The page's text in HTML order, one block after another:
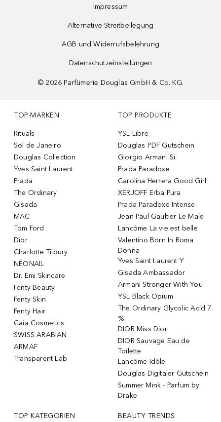
Impressum
Alternative Streitbeilegung
AGB und Widerrufsbelehrung
Datenschutzeinstellungen
© 2026 Parfümerie Douglas GmbH & Co. KG.
TOP-MARKEN
Rituals
Sol de Janeiro
Douglas Collection
Yves Saint Laurent
Prada
The Ordinary
Gisada
MAC
Tom Ford
Dior
Charlotte Tilbury
NÉONAIL
Dr. Emi Skincare
Fenty Beauty
Fenty Skin
Fenty Hair
Caia Cosmetics
SWISS ARABIAN
ARMAF
Transparent Lab
TOP PRODUKTE
YSL Libre
Douglas PDF Gutschein
Giorgio Armani Si
Prada Paradoxe
Carolina Herrera Good Girl
XERJOFF Erba Pura
Prada Paradoxe Intense
Jean Paul Gaultier Le Male
Lancôme La vie est belle
Valentino Born In Roma
Donna
Yves Saint Laurent Y
Gisada Ambassador
Armani Stronger With You
YSL Black Opium
The Ordinary Glycolic Acid 7
%
DIOR Miss Dior
DIOR Sauvage Eau de
Toilette
Lancôme Idôle
Douglas Digitaler Gutschein
Summer Mink - Parfum by
Drake
TOP KATEGORIEN BEAUTY TRENDS